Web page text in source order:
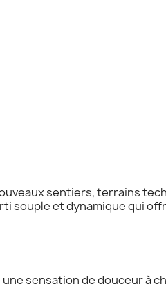
sentiers, terrains
souple et dynamique qui
sensation de douceur à